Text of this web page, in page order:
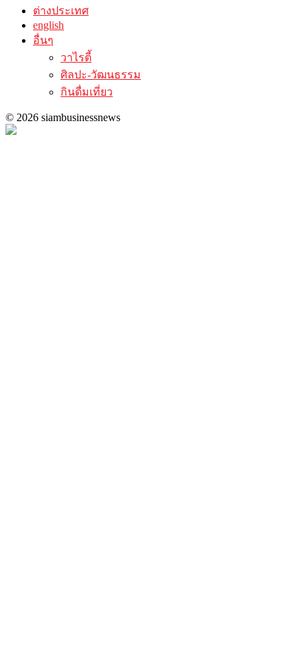
ต่างประเทศ
english
อื่นๆ
วาไรตี้
ศิลปะ-วัฒนธรรม
กินดื่มเที่ยว
© 2026 siambusinessnews